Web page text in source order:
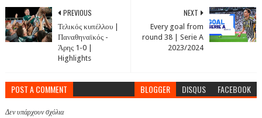
NEXT
Every goal from
round 38 | Serie A
2023/2024
PREVIOUS
Τελικός κυπέλλου |
Παναθηναϊκός -
Άρης 1-0 |
Highlights
POST A COMMENT BLOGGER DISQUS FACEBOOK
Δεν υπάρχουν σχόλια